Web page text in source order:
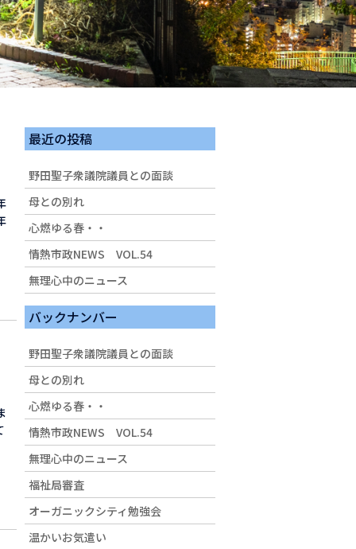
最近の投稿
野田聖子衆議院議員との面談
母との別れ
心燃ゆる春・・
情熱市政NEWS VOL.54
無理心中のニュース
バックナンバー
野田聖子衆議院議員との面談
母との別れ
心燃ゆる春・・
情熱市政NEWS VOL.54
無理心中のニュース
福祉局審査
オーガニックシティ勉強会
温かいお気遣い